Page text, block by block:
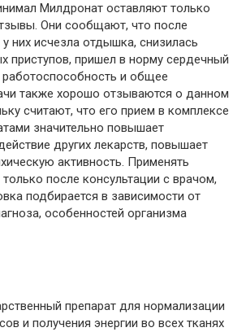
Милдронат оставляют только
Они сообщают, что после
них исчезла отдышка, снизилась
приступов, пришел в норму сердечный
и общее
также хорошо отзываются о данном
считают, что его прием в комплексе
значительно повышает
других лекарств, повышает
активность. Применять
после консультации с врачом,
подбирается в зависимости от
особенностей организма
препарат для нормализации
и получения энергии во всех тканях